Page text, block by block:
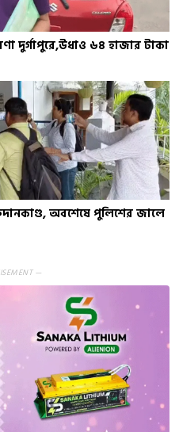
দুর্গাপুরে,উধাও ৬৪ হাজার টাকা
অবশেষে পুলিশের জালে
—